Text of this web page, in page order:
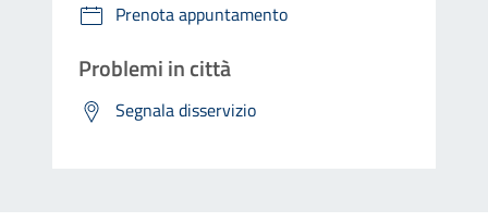
Prenota appuntamento
Problemi in città
Segnala disservizio